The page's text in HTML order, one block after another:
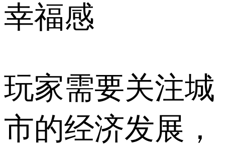
幸福感
玩家需要关注城
市的经济发展，